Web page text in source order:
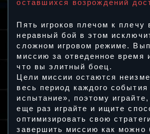
оставшихся возрождений
Пять игроков плечом к плечу
неравный бой в этом
сложном игровом режиме.
миссию за отведенное время
что вы элитный боец.
Цели миссии остаются
весь период каждого события
испытание», поэтому играйте,
еще раз играйте и ищите
оптимизировать свою
завершить миссию как можно